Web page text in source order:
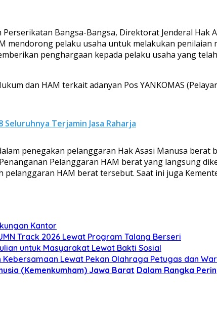
Bangsa-Bangsa, Direktorat Jenderal Hak
pelaku usaha untuk melakukan penilaian
penghargaan kepada pelaku usaha yang
dan HAM terkait adanyan Pos YANKOMAS
Seluruhnya Terjamin Jasa Raharja
penegakan pelanggaran Hak Asasi Manusa
Pelanggaran HAM berat yang langsung
HAM berat tersebut. Saat ini juga
Kantor
Track 2026 Lewat Program Talang Berseri
untuk Masyarakat Lewat Bakti Sosial
Lewat Pekan Olahraga Petugas dan
(Kemenkumham) Jawa Barat Dalam Rangka